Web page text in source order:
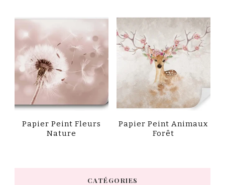
Papier Peint Fleurs
Nature
Papier Peint Animaux
Forêt
CATÉGORIES